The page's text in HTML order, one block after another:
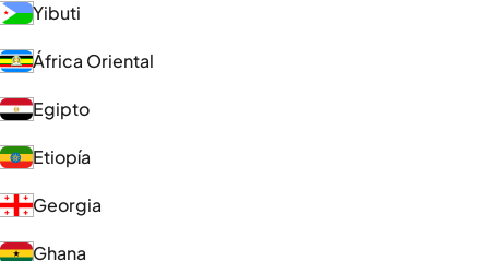
Yibuti
África Oriental
Egipto
Etiopía
Georgia
Ghana